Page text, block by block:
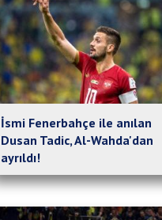
İsmi Fenerbahçe ile anılan
Dusan Tadic, Al-Wahda'dan
ayrıldı!